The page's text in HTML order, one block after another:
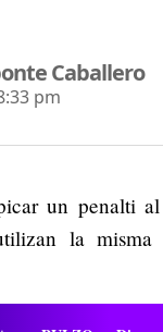
Caballero
pm
un penalti
la